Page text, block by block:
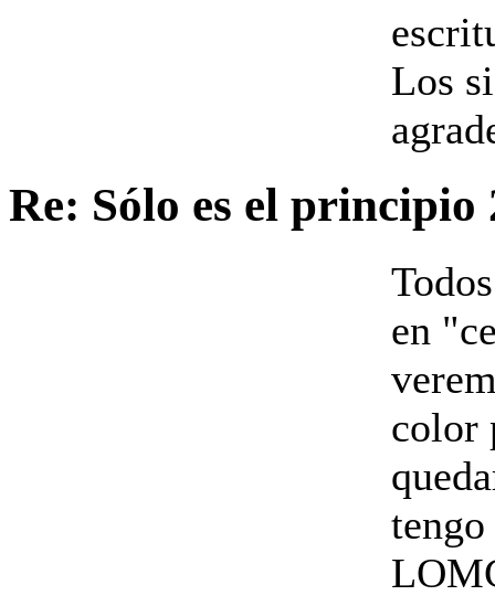
Los
Re: Sólo es el principio
en
color